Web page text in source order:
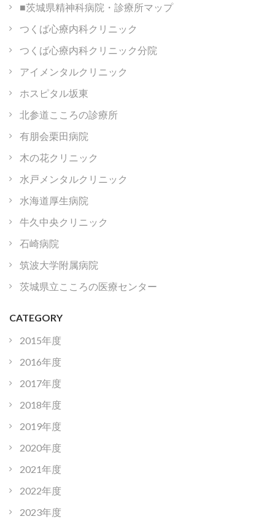
■茨城県精神科病院・診療所マップ
つくば心療内科クリニック
つくば心療内科クリニック分院
アイメンタルクリニック
ホスピタル坂東
北参道こころの診療所
有朋会栗田病院
木の花クリニック
水戸メンタルクリニック
水海道厚生病院
牛久中央クリニック
石崎病院
筑波大学附属病院
茨城県立こころの医療センター
CATEGORY
2015年度
2016年度
2017年度
2018年度
2019年度
2020年度
2021年度
2022年度
2023年度